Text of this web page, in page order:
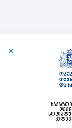
Სსიპ Გარემოს Ეროვნულ
90900000 -
სსიპ „გარემოს
ელექტრონული